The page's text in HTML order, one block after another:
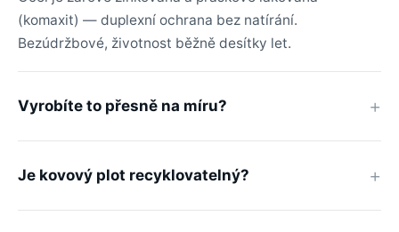
(komaxit) — duplexní ochrana bez natírání.
Bezúdržbové, životnost běžně desítky let.
Vyrobíte to přesně na míru?
Je kovový plot recyklovatelný?